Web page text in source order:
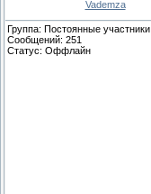
Vademza
Группа: Постоянные участники
Сообщений: 251
Статус: Оффлайн